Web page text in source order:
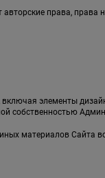
авторские права, права
элементы
собственностью
материалов Сайта